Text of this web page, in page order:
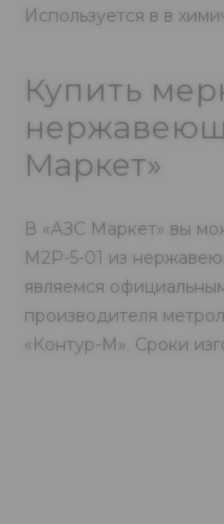
Используется в в
Купить
Маркет»
В «АЗС Маркет» вы
М2Р-5-01 из
являемся
производителя
«Контур-М». Сроки